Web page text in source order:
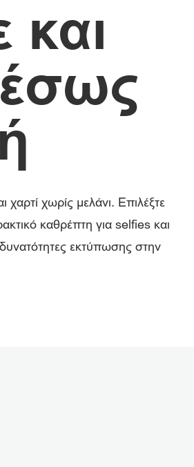
χωρίς μελάνι. Επιλέξτε
καθρέπτη για selfies και
εκτύπωσης στην